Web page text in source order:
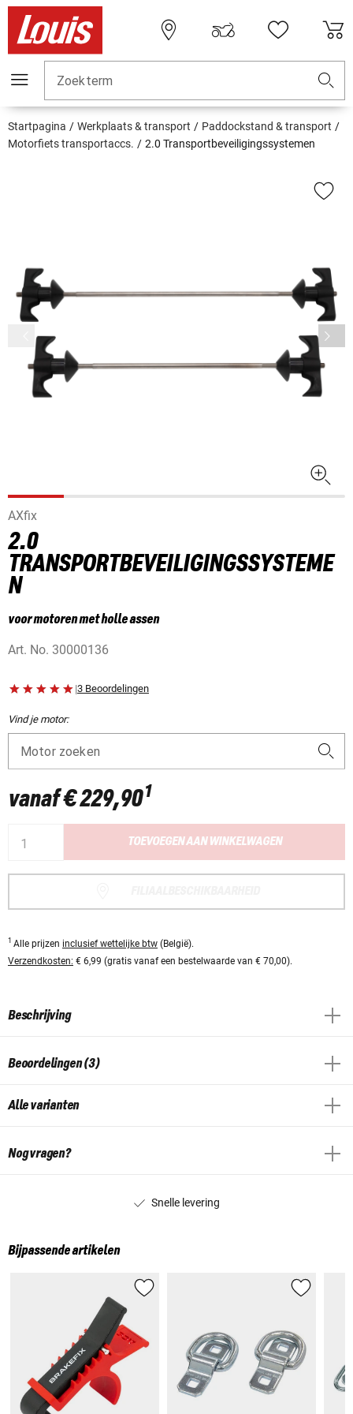
Zoekterm
Startpagina Werkplaats & transport
Paddockstand & transport
Motorfiets transportaccs.
2.0 Transportbeveiligingssystemen
AXfix
2.0
TRANSPORTBEVEILIGINGSSYSTEME
N
voor motoren met holle assen
Art. No. 30000136
|3 Beoordelingen
Vind je motor:
Motor zoeken
vanaf€ 229,901
TOEVOEGEN AAN WINKELWAGEN
1 Alle prijzen inclusief wettelijke btw (België).
Verzendkosten: € 6,99 (gratis vanaf een bestelwaarde van € 70,00).
Beschrijving
Beoordelingen (3)
Alle varianten
Nog vragen?
Snelle levering
Bijpassende artikelen